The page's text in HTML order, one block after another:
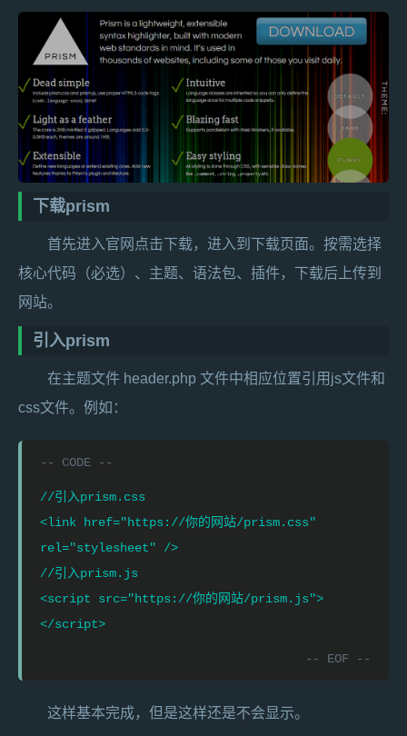
下载prism
首先进入官网点击下载，进入到下载页面。按需选择
核心代码（必选）、主题、语法包、插件，下载后上传到
网站。
引入prism
在主题文件 header.php 文件中相应位置引用js文件和
css文件。例如：
//引入prism.css
<link href="https://你的网站/prism.css"
rel="stylesheet" />
//引入prism.js
<script src="https://你的网站/prism.js">
</script>
这样基本完成，但是这样还是不会显示。